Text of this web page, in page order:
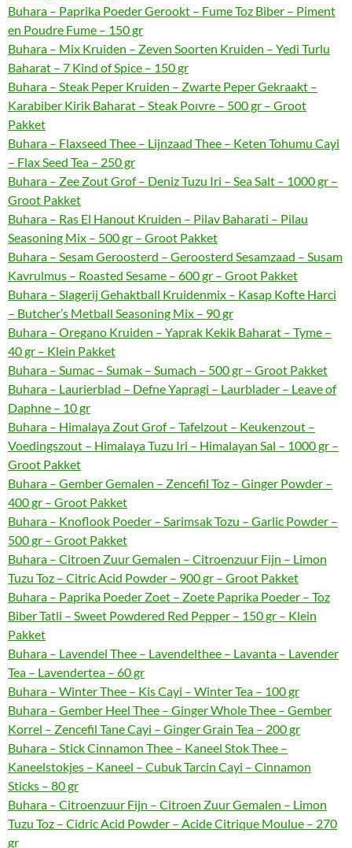
Buhara – Paprika Poeder Gerookt – Fume Toz Biber – Piment
en Poudre Fume – 150 gr
Buhara – Mix Kruiden – Zeven Soorten Kruiden – Yedi Turlu
Baharat – 7 Kind of Spice – 150 gr
Buhara – Steak Peper Kruiden – Zwarte Peper Gekraakt –
Karabiber Kirik Baharat – Steak Poıvre – 500 gr – Groot
Pakket
Buhara – Flaxseed Thee – Lijnzaad Thee – Keten Tohumu Cayi
– Flax Seed Tea – 250 gr
Buhara – Zee Zout Grof – Deniz Tuzu Iri – Sea Salt – 1000 gr –
Groot Pakket
Buhara – Ras El Hanout Kruiden – Pilav Baharati – Pilau
Seasoning Mix – 500 gr – Groot Pakket
Buhara – Sesam Geroosterd – Geroosterd Sesamzaad – Susam
Kavrulmus – Roasted Sesame – 600 gr – Groot Pakket
Buhara – Slagerij Gehaktball Kruidenmix – Kasap Kofte Harci
– Butcher’s Metball Seasoning Mix – 90 gr
Buhara – Oregano Kruiden – Yaprak Kekik Baharat – Tyme –
40 gr – Klein Pakket
Buhara – Sumac – Sumak – Sumach – 500 gr – Groot Pakket
Buhara – Laurierblad – Defne Yapragi – Laurblader – Leave of
Daphne – 10 gr
Buhara – Himalaya Zout Grof – Tafelzout – Keukenzout –
Voedingszout – Himalaya Tuzu Iri – Himalayan Sal – 1000 gr –
Groot Pakket
Buhara – Gember Gemalen – Zencefil Toz – Ginger Powder –
400 gr – Groot Pakket
Buhara – Knoflook Poeder – Sarimsak Tozu – Garlic Powder –
500 gr – Groot Pakket
Buhara – Citroen Zuur Gemalen – Citroenzuur Fijn – Limon
Tuzu Toz – Citric Acid Powder – 900 gr – Groot Pakket
Buhara – Paprika Poeder Zoet – Zoete Paprika Poeder – Toz
Biber Tatli – Sweet Powdered Red Pepper – 150 gr – Klein
Pakket
Buhara – Lavendel Thee – Lavendelthee – Lavanta – Lavender
Tea – Lavendertea – 60 gr
Buhara – Winter Thee – Kis Cayi – Winter Tea – 100 gr
Buhara – Gember Heel Thee – Ginger Whole Thee – Gember
Korrel – Zencefil Tane Cayi – Ginger Grain Tea – 200 gr
Buhara – Stick Cinnamon Thee – Kaneel Stok Thee –
Kaneelstokjes – Kaneel – Cubuk Tarcin Cayi – Cinnamon
Sticks – 80 gr
Buhara – Citroenzuur Fijn – Citroen Zuur Gemalen – Limon
Tuzu Toz – Cidric Acid Powder – Acide Citrique Moulue – 270
gr